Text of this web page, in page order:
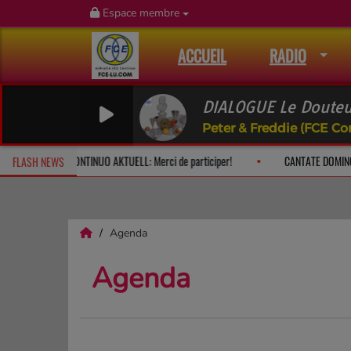
Espace membre
ACCUEIL RADIO
DIALOGUE Le
Peter & Freddie (FCE
FLASH NEWS
à 10h CONTINUO AKTUELL: Merci de participer! CANTATE
Agenda
Agenda